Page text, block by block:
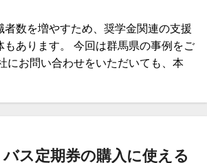
者数を増やすため、奨学金関連の支援
もあります。 今回は群馬県の事例をご
にお問い合わせをいただいても、本
バス定期券の購入に使える